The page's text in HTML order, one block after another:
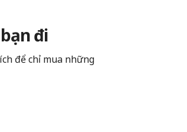
đi
để chỉ mua những